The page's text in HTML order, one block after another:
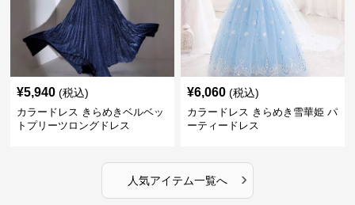
¥5,940 (税込)
カラードレス きらめきベルベッ
トプリーツロングドレス
¥6,060 (税込)
カラードレス きらめき雪華姫 パ
ーティードレス
人気アイテム一覧へ ›